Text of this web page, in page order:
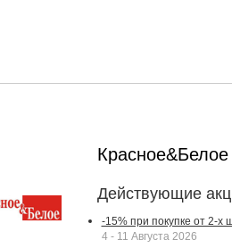
Действующие
-15% при покупке от 2-
4 - 11 Августа 2026